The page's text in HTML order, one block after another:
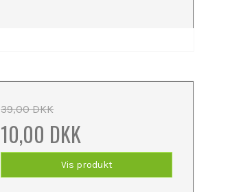
39,00 DKK
10,00 DKK
Vis produkt